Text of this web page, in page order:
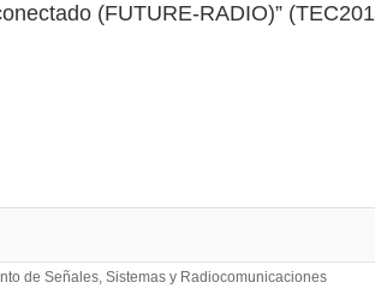
(FUTURE-RADIO)”
de Señales, Sistemas y Radiocomunicaciones